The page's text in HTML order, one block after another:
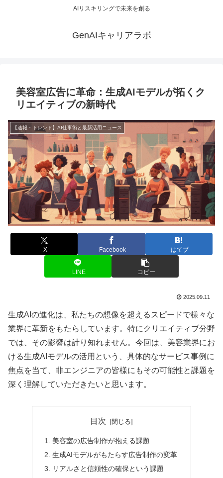
AIリスキリングで未来を創る
GenAIキャリアラボ
美容室広告に革命：生成AIモデルが拓くク
リエイティブの新時代
【速報・トレンド】AI仕事術と最新活用ニュース
X Facebook はてブ
LINE コピー
2025.09.11
生成AIの進化は、私たちの想像を超えるスピードで様々な
業界に革新をもたらしています。特にクリエイティブ分野
では、その影響は計り知れません。今回は、美容業界にお
ける生成AIモデルの活用という、具体的なサービス事例に
焦点を当て、非エンジニアの皆様にもその可能性と課題を
深く理解していただきたいと思います。
目次
美容室の広告制作が抱える課題
生成AIモデルがもたらす広告制作の変革
リアルさと信頼性の確保という課題